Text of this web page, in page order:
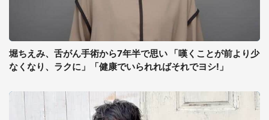
堀ちえみ、舌がん手術から7年半で思い 「嘆くことが前より少
なくなり、ラクに」「健康でいられればそれでヨシ!」